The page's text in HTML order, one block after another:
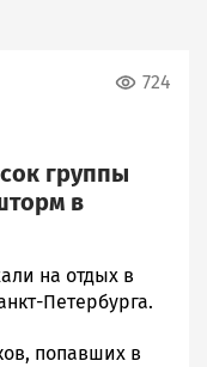
724
группы
в
на отдых в
Петербурга.
попавших в